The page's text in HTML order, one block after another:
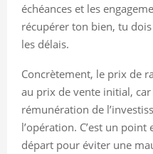
échéances et les
récupérer ton bien, tu
les délais.
Concrètement, le prix de
au prix de vente initial,
rémunération de
l’opération. C’est un
départ pour éviter une